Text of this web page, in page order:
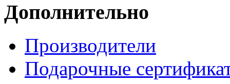
Дополнительно
Производители
Подарочные